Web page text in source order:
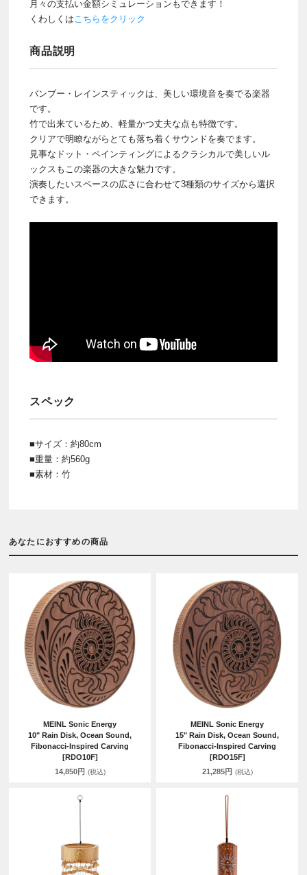
月々の支払い金額シミュレーションもできます！
くわしくはこちらをクリック
商品説明
バンブー・レインスティックは、美しい環境音を奏でる楽器
です。
竹で出来ているため、軽量かつ丈夫な点も特徴です。
クリアで明瞭ながらとても落ち着くサウンドを奏でます。
見事なドット・ペインティングによるクラシカルで美しいル
ックスもこの楽器の大きな魅力です。
演奏したいスペースの広さに合わせて3種類のサイズから選択
できます。
スペック
■サイズ：約80cm
■重量：約560g
■素材：竹
あなたにおすすめの商品
MEINL Sonic Energy
10" Rain Disk, Ocean Sound,
Fibonacci-Inspired Carving
[RDO10F]
14,850円 (税込)
MEINL Sonic Energy
15" Rain Disk, Ocean Sound,
Fibonacci-Inspired Carving
[RDO15F]
21,285円 (税込)